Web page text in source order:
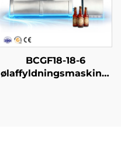
BCGF18-18-6
ølaffyldningsmaskine-